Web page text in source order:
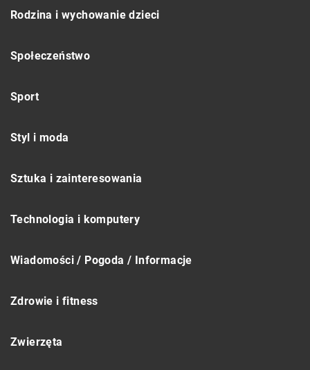
Rodzina i wychowanie dzieci
Społeczeństwo
Sport
Styl i moda
Sztuka i zainteresowania
Technologia i komputery
Wiadomości / Pogoda / Informacje
Zdrowie i fitness
Zwierzęta